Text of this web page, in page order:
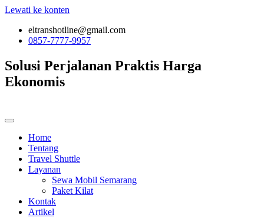
Lewati ke konten
eltranshotline@gmail.com
0857-7777-9957
Solusi Perjalanan Praktis Harga
Ekonomis
Home
Tentang
Travel Shuttle
Layanan
Sewa Mobil Semarang
Paket Kilat
Kontak
Artikel